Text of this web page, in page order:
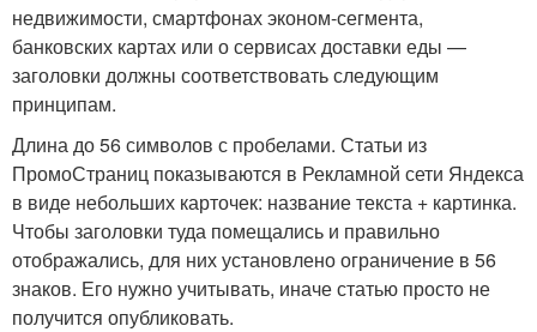
недвижимости, смартфонах эконом-сегмента,
банковских картах или о сервисах доставки еды —
заголовки должны соответствовать следующим
принципам.
Длина до 56 символов с пробелами. Статьи из
ПромоСтраниц показываются в Рекламной сети Яндекса
в виде небольших карточек: название текста + картинка.
Чтобы заголовки туда помещались и правильно
отображались, для них установлено ограничение в 56
знаков. Его нужно учитывать, иначе статью просто не
получится опубликовать.